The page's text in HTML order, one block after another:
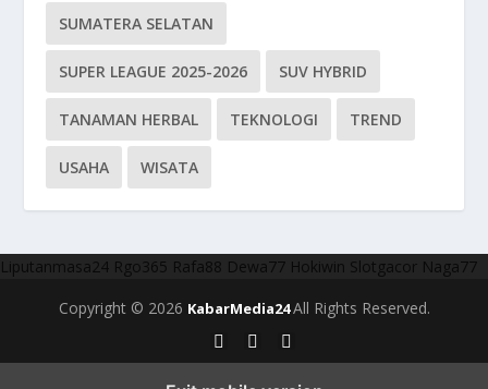
SUMATERA SELATAN
SUPER LEAGUE 2025-2026 SUV HYBRID
TANAMAN HERBAL TEKNOLOGI TREND
USAHA WISATA
Liputanmasa24 Rgo365 Rafa88 Dewa77 Hokiwin Slotgacor Naga77
Copyright © 2026 KabarMedia24All Rights Reserved.